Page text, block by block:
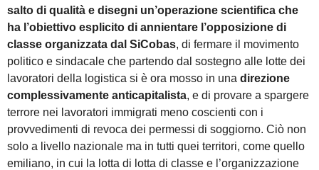
salto di qualità e disegni un’operazione scientifica che
ha l’obiettivo esplicito di annientare l’opposizione di
classe organizzata dal SiCobas, di fermare il movimento
politico e sindacale che partendo dal sostegno alle lotte dei
lavoratori della logistica si è ora mosso in una direzione
complessivamente anticapitalista, e di provare a spargere
terrore nei lavoratori immigrati meno coscienti con i
provvedimenti di revoca dei permessi di soggiorno. Ciò non
solo a livello nazionale ma in tutti quei territori, come quello
emiliano, in cui la lotta di lotta di classe e l’organizzazione